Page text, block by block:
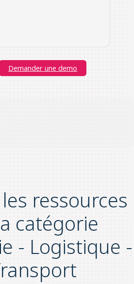
Demander une demo
ressources
catégorie
- Logistique -